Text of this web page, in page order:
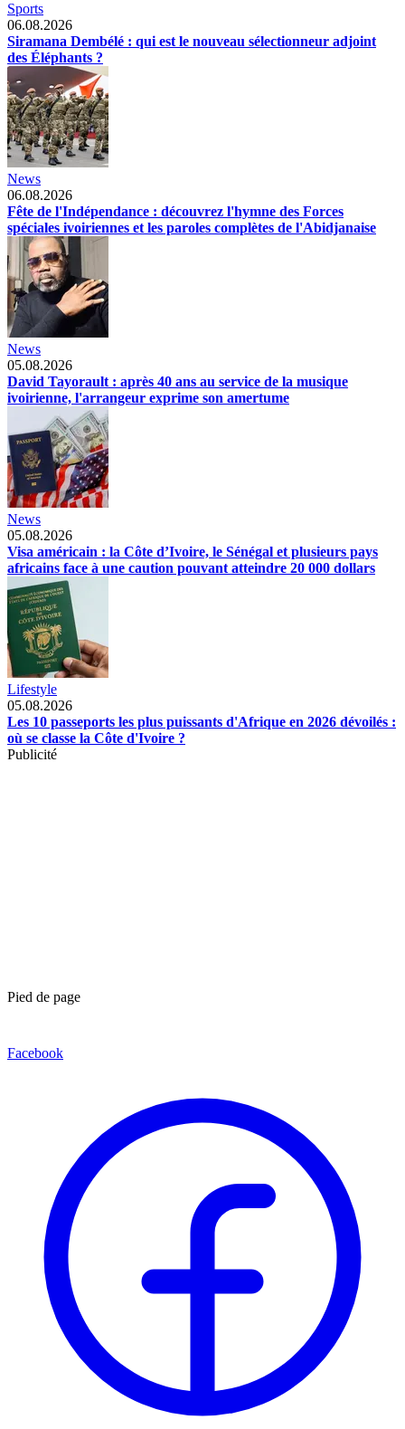
Sports
06.08.2026
Siramana Dembélé : qui est le nouveau sélectionneur adjoint
des Éléphants ?
News
06.08.2026
Fête de l'Indépendance : découvrez l'hymne des Forces
spéciales ivoiriennes et les paroles complètes de l'Abidjanaise
News
05.08.2026
David Tayorault : après 40 ans au service de la musique
ivoirienne, l'arrangeur exprime son amertume
News
05.08.2026
Visa américain : la Côte d’Ivoire, le Sénégal et plusieurs pays
africains face à une caution pouvant atteindre 20 000 dollars
Lifestyle
05.08.2026
Les 10 passeports les plus puissants d'Afrique en 2026 dévoilés :
où se classe la Côte d'Ivoire ?
Publicité
Pied de page
Facebook